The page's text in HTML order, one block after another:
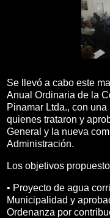
Se llevó a cabo este
Anual Ordinaria de la
Pinamar Ltda., con
quienes trataron y
General y la nueva
Administración.
Los objetivos
• Proyecto de agua
Municipalidad y
Ordenanza por